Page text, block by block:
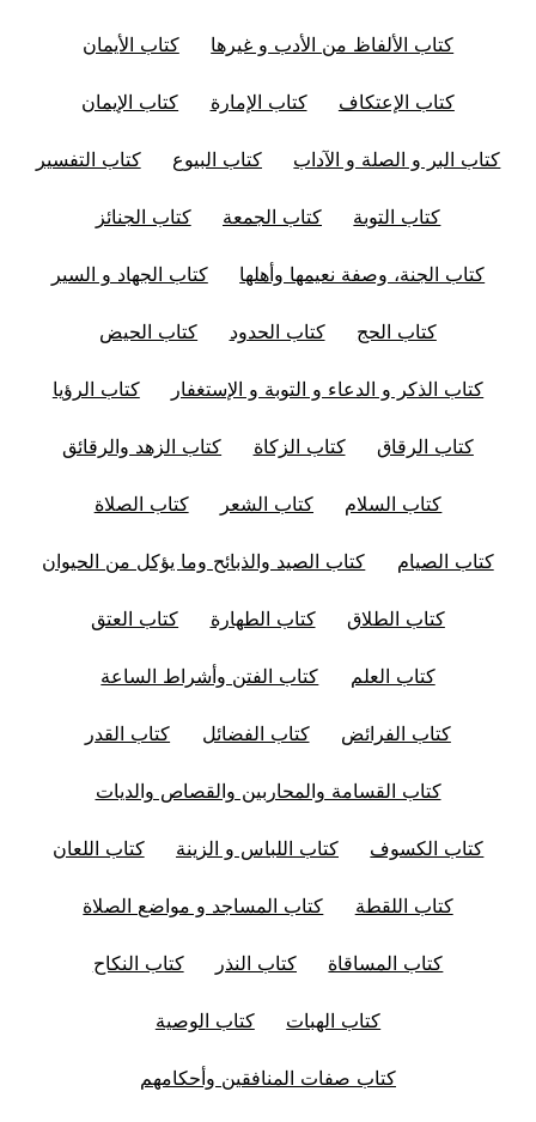
كتاب الألفاظ من الأدب و غيرها كتاب الأيمان
كتاب الإعتكاف كتاب الإمارة كتاب الإيمان
كتاب البر و الصلة و الآداب كتاب البيوع كتاب التفسير
كتاب التوبة كتاب الجمعة كتاب الجنائز
كتاب الجنة، وصفة نعيمها وأهلها كتاب الجهاد و السير
كتاب الحج كتاب الحدود كتاب الحيض
كتاب الذكر و الدعاء و التوبة و الإستغفار كتاب الرؤيا
كتاب الرقاق كتاب الزكاة كتاب الزهد والرقائق
كتاب السلام كتاب الشعر كتاب الصلاة
كتاب الصيام كتاب الصيد والذبائح وما يؤكل من الحيوان
كتاب الطلاق كتاب الطهارة كتاب العتق
كتاب العلم كتاب الفتن وأشراط الساعة
كتاب الفرائض كتاب الفضائل كتاب القدر
كتاب القسامة والمحاربين والقصاص والديات
كتاب الكسوف كتاب اللباس و الزينة كتاب اللعان
كتاب اللقطة كتاب المساجد و مواضع الصلاة
كتاب المساقاة كتاب النذر كتاب النكاح
كتاب الهبات كتاب الوصية
كتاب صفات المنافقين وأحكامهم